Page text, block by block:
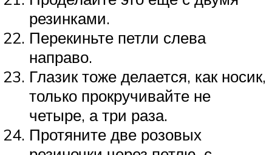
резинками.
Перекиньте петли слева
направо.
Глазик тоже делается, как носик,
только прокручивайте не
четыре, а три раза.
Протяните две розовых